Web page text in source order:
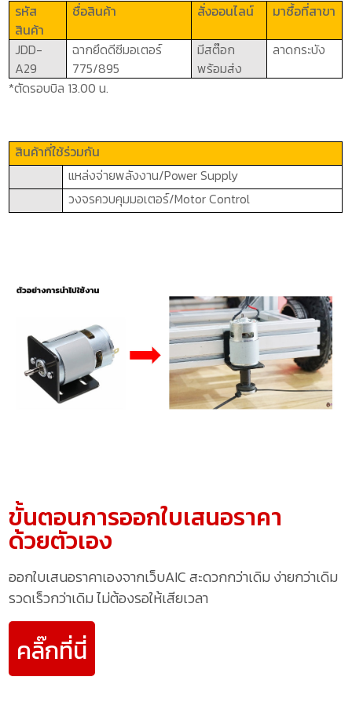
รหัส
สินค้า
ชื่อสินค้า สั่งออนไลน์ มาซื้อที่สาขา
JDD-
A29
ฉากยึดดีซีมอเตอร์
775/895
มีสต๊อก
พร้อมส่ง
ลาดกระบัง
*ตัดรอบบิล 13.00 น.
สินค้าที่ใช้ร่วมกัน
แหล่งจ่ายพลังงาน/Power Supply
วงจรควบคุมมอเตอร์/Motor Control
ขั้นตอนการออกใบเสนอราคา
ด้วยตัวเอง
ออกใบเสนอราคาเองจากเว็บAIC สะดวกกว่าเดิม ง่ายกว่าเดิม
รวดเร็วกว่าเดิม ไม่ต้องรอให้เสียเวลา
คลิ๊กที่นี่